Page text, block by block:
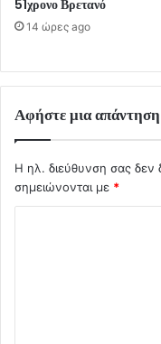
51χρονο Βρετανό
14 ώρες ago
Αφήστε μια απάντηση
Η ηλ. διεύθυνση σας δεν
σημειώνονται με *